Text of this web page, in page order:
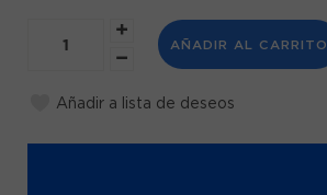
AÑADIR AL CARRITO
Añadir a lista de deseos